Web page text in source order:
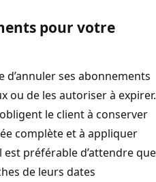
pour votre
ses abonnements
ou de les autoriser à expirer.
le client à conserver
complète et à appliquer
préférable d’attendre que
de leurs dates